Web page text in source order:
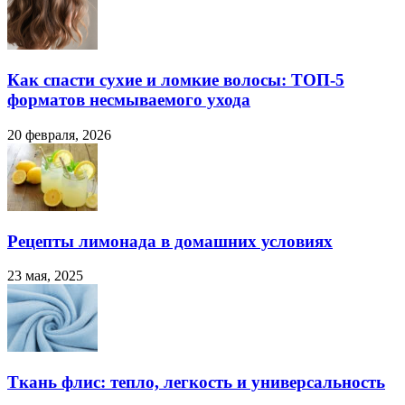
Как спасти сухие и ломкие волосы: ТОП-5
форматов несмываемого ухода
20 февраля, 2026
Рецепты лимонада в домашних условиях
23 мая, 2025
Ткань флис: тепло, легкость и универсальность